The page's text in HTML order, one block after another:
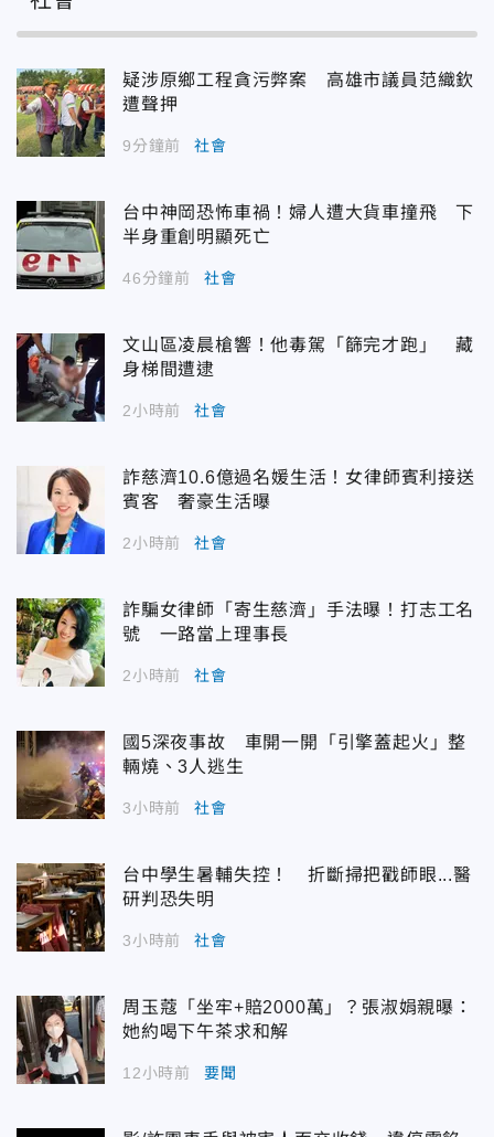
疑涉原鄉工程貪污弊案 高雄市議員范織欽
遭聲押
9分鐘前 社會
台中神岡恐怖車禍！婦人遭大貨車撞飛 下
半身重創明顯死亡
46分鐘前 社會
文山區凌晨槍響！他毒駕「篩完才跑」 藏
身梯間遭逮
2小時前 社會
詐慈濟10.6億過名媛生活！女律師賓利接送
賓客 奢豪生活曝
2小時前 社會
詐騙女律師「寄生慈濟」手法曝！打志工名
號 一路當上理事長
2小時前 社會
國5深夜事故 車開一開「引擎蓋起火」整
輛燒、3人逃生
3小時前 社會
台中學生暑輔失控！ 折斷掃把戳師眼...醫
研判恐失明
3小時前 社會
周玉蔻「坐牢+賠2000萬」？張淑娟親曝：
她約喝下午茶求和解
12小時前 要聞